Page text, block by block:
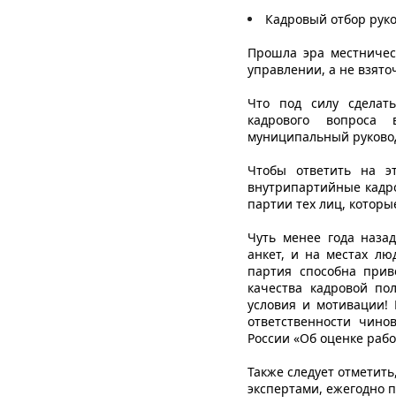
Кадровый отбор
Прошла эра
управлении, а не
Что под силу
кадрового вопроса
муниципальный
Чтобы ответить на
внутрипартийные
партии тех лиц,
Чуть менее года
анкет, и на местах
партия способна
качества кадровой
условия и
ответственности
России «Об оценке
Также следует
экспертами, ежегодно